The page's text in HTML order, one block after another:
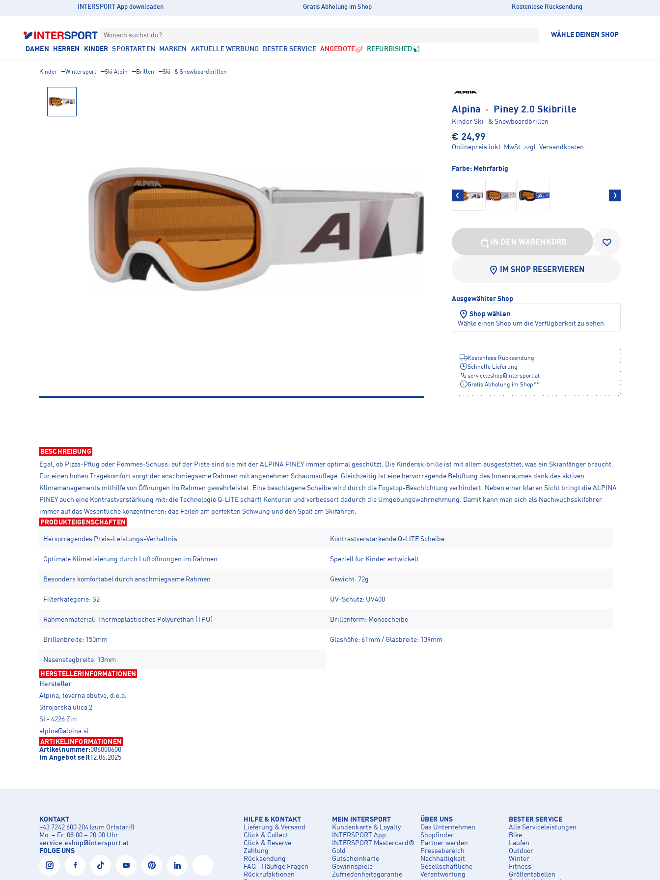
INTERSPORT App downloaden Gratis Abholung im Shop Kostenlose Rücksendung
Wonach suchst du? WÄHLE DEINEN SHOP
DAMEN HERREN KINDER SPORTARTEN MARKEN AKTUELLE WERBUNG BESTER SERVICE ANGEBOTE REFURBISHED
Kinder Wintersport Ski Alpin Brillen Ski- & Snowboardbrillen
Alpina · Piney 2.0 Skibrille
Kinder Ski- & Snowboardbrillen
€ 24,99
Onlinepreis inkl. MwSt. zzgl. Versandkosten
Farbe: Mehrfarbig
IN DEN WARENKORB
IM SHOP RESERVIEREN
Ausgewählter Shop
Shop wählen
Wähle einen Shop um die Verfügbarkeit zu sehen
Kostenlose Rücksendung
Schnelle Lieferung
service.eshop@intersport.at
Gratis Abholung im Shop**
BESCHREIBUNG
Egal, ob Pizza-Pflug oder Pommes-Schuss: auf der Piste sind sie mit der ALPINA PINEY immer optimal geschützt. Die Kinderskibrille ist mit allem ausgestattet, was ein Skianfänger braucht.
Für einen hohen Tragekomfort sorgt der anschmiegsame Rahmen mit angenehmer Schaumauflage. Gleichzeitig ist eine hervorragende Belüftung des Innenraumes dank des aktiven
Klimamanagements mithilfe von Öffnungen im Rahmen gewährleistet. Eine beschlagene Scheibe wird durch die Fogstop-Beschichtung verhindert. Neben einer klaren Sicht bringt die ALPINA
PINEY auch eine Kontrastverstärkung mit: die Technologie Q-LITE schärft Konturen und verbessert dadurch die Umgebungswahrnehmung. Damit kann man sich als Nachwuchsskifahrer
immer auf das Wesentliche konzentrieren: das Feilen am perfekten Schwung und den Spaß am Skifahren.
PRODUKTEIGENSCHAFTEN
Hervorragendes Preis-Leistungs-Verhältnis Kontrastverstärkende Q-LITE Scheibe
Optimale Klimatisierung durch Luftöffnungen im Rahmen Speziell für Kinder entwickelt
Besonders komfortabel durch anschmiegsame Rahmen Gewicht: 72g
Filterkategorie: S2 UV-Schutz: UV400
Rahmenmaterial: Thermoplastisches Polyurethan (TPU) Brillenform: Monoscheibe
Brillenbreite: 150mm Glashöhe: 61mm / Glasbreite: 139mm
Nasenstegbreite: 13mm
HERSTELLERINFORMATIONEN
Hersteller
Alpina, tovarna obutve, d.o.o.
Strojarska ulica 2
SI - 4226 Ziri
alpina@alpina.si
ARTIKELINFORMATIONEN
Artikelnummer:086000600
Im Angebot seit12.06.2025
KONTAKT
+43 7242 600 204 (zum Ortstarif)
Mo. – Fr. 08:00 – 20:00 Uhr
service.eshop@intersport.at
FOLGE UNS
HILFE & KONTAKT
Lieferung & Versand
Click & Collect
Click & Reserve
Zahlung
Rücksendung
FAQ - Häufige Fragen
Rückrufaktionen
MEIN INTERSPORT
Kundenkarte & Loyalty
INTERSPORT App
INTERSPORT Mastercard®
Gold
Gutscheinkarte
Gewinnspiele
Zufriedenheitsgarantie
ÜBER UNS
Das Unternehmen
Shopfinder
Partner werden
Pressebereich
Nachhaltigkeit
Gesellschaftliche
Verantwortung
BESTER SERVICE
Alle Serviceleistungen
Bike
Laufen
Outdoor
Winter
Fitness
Größentabellen